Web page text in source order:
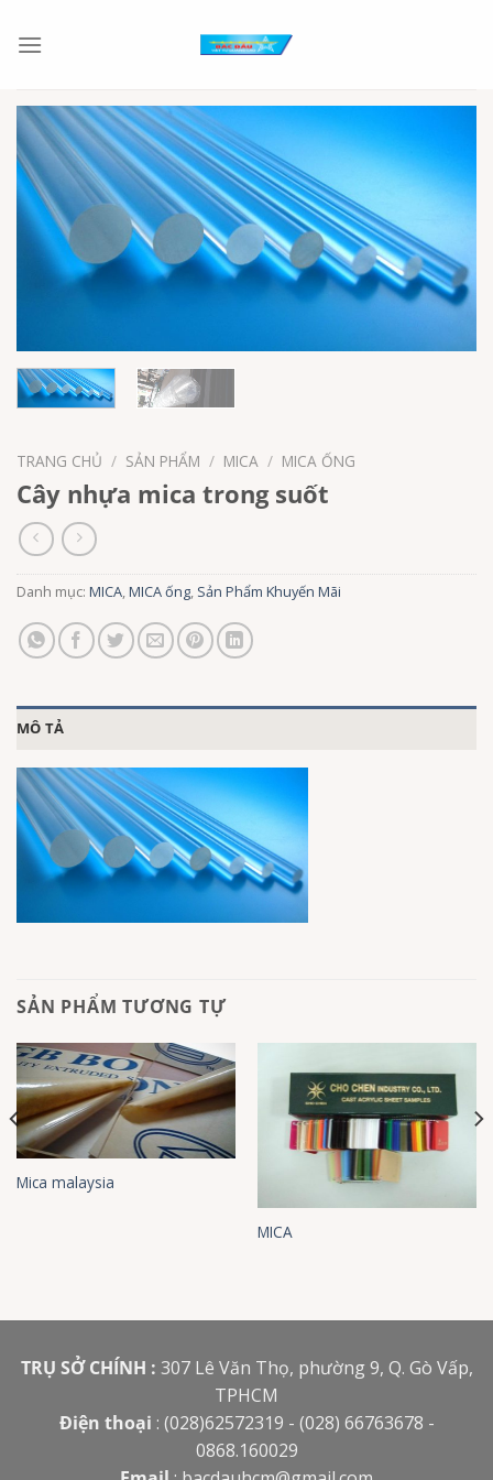
đến
TRANG CHỦ / SẢN PHẨM / MICA / MICA ỐNG
Cây nhựa mica trong suốt
Danh mục: MICA,MICA ống, Sản Phẩm Khuyến Mãi
MÔ TẢ
SẢN PHẨM TƯƠNG TỰ
Mica malaysia
MICA
TRỤ SỞ CHÍNH : 307 Lê Văn Thọ, phường 9, Q. Gò Vấp,
TPHCM
Điện thoại : (028)62572319 - (028) 66763678 -
0868.160029